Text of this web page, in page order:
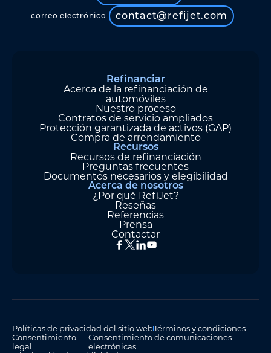
correo electrónico contact@refijet.com
Refinanciar
Acerca de la refinanciación de
automóviles
Nuestro proceso
Contratos de servicio ampliados
Protección garantizada de activos (GAP)
Compra de arrendamiento
Recursos
Recursos de refinanciación
Preguntas frecuentes
Documentos necesarios y elegibilidad
Acerca de nosotros
¿Por qué RefiJet?
Reseñas
Referencias
Prensa
Contactar
Políticas de privacidad del sitio webTérminos y condiciones
Consentimiento
legal
Consentimiento de comunicaciones
electrónicas